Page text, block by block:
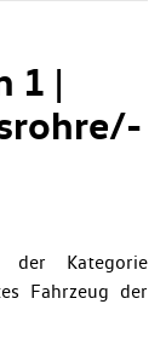
1 |
Kategorie
Fahrzeug der